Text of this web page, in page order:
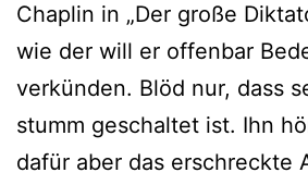
Chaplin in „Der große
wie der will er offenbar
verkünden. Blöd nur, dass
stumm geschaltet ist. Ihn
dafür aber das erschreckte